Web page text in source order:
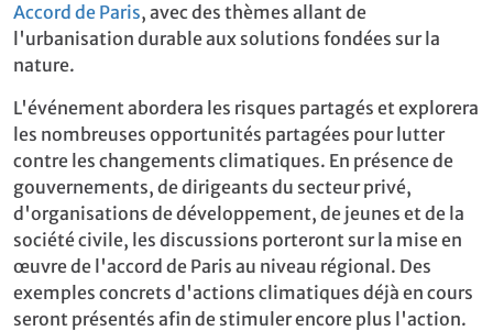
Accord de Paris, avec des thèmes allant de
l'urbanisation durable aux solutions fondées sur la
nature.
L'événement abordera les risques partagés et explorera
les nombreuses opportunités partagées pour lutter
contre les changements climatiques. En présence de
gouvernements, de dirigeants du secteur privé,
d'organisations de développement, de jeunes et de la
société civile, les discussions porteront sur la mise en
œuvre de l'accord de Paris au niveau régional. Des
exemples concrets d'actions climatiques déjà en cours
seront présentés afin de stimuler encore plus l'action.